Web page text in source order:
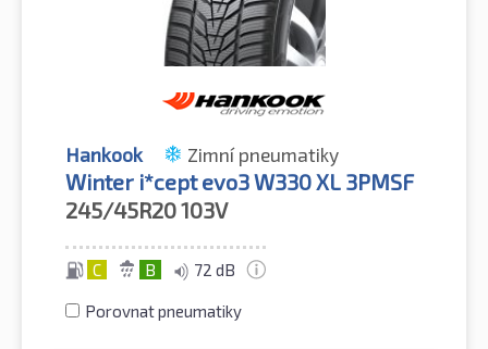
Hankook Zimní pneumatiky
Winter i*cept evo3 W330 XL 3PMSF
245/45R20103V
C B 72 dB
Porovnat pneumatiky